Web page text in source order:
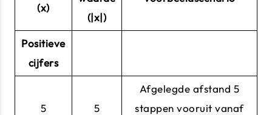
(x)
(|x|)
Positieve
cijfers
5 5
Afgelegde afstand 5
stappen vooruit vanaf